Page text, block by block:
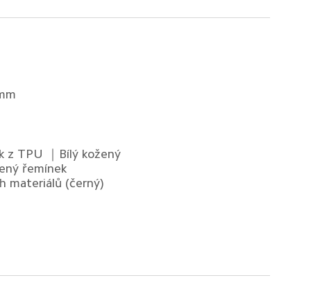
z TPU ｜Bílý kožený
řemínek
materiálů (černý)